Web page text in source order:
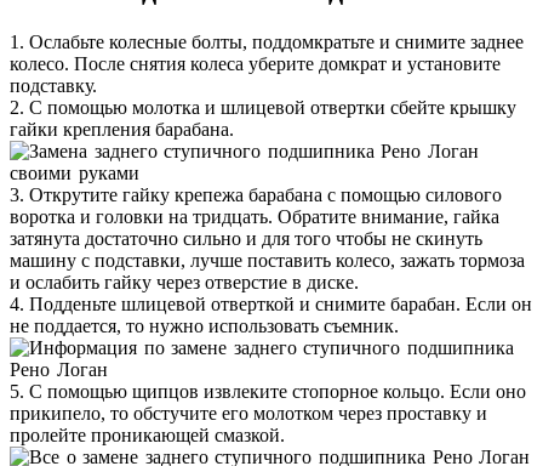
1. Ослабьте колесные болты, поддомкратьте и снимите заднее
колесо. После снятия колеса уберите домкрат и установите
подставку.
2. С помощью молотка и шлицевой отвертки сбейте крышку
гайки крепления барабана.
3. Открутите гайку крепежа барабана с помощью силового
воротка и головки на тридцать. Обратите внимание, гайка
затянута достаточно сильно и для того чтобы не скинуть
машину с подставки, лучше поставить колесо, зажать тормоза
и ослабить гайку через отверстие в диске.
4. Подденьте шлицевой отверткой и снимите барабан. Если он
не поддается, то нужно использовать съемник.
5. С помощью щипцов извлеките стопорное кольцо. Если оно
прикипело, то обстучите его молотком через проставку и
пролейте проникающей смазкой.